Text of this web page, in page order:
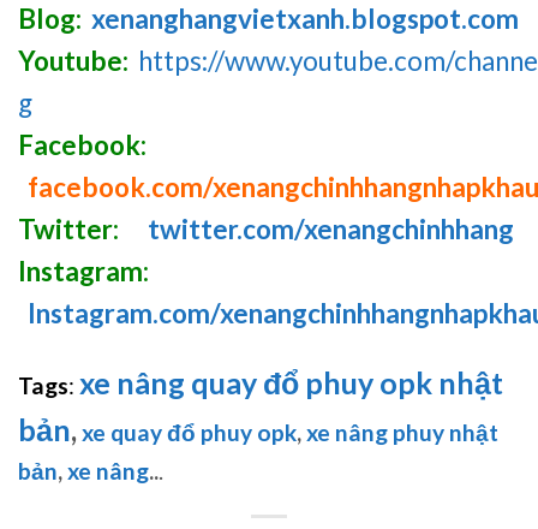
Blog: xenanghangvietxanh.blogspot.com
Youtube: https://www.youtube.com/
g
Facebook:
facebook.com/xenangchinhhangnhapkhau
Twitter:
twitter.com/xenangchinhhang
Instagram:
Instagram.com/
Tags: xe nâng quay đổ phuy opk nhật
bản, xe quay đổ phuy opk,xe nâng phuy nhật
bản,xe nâng...